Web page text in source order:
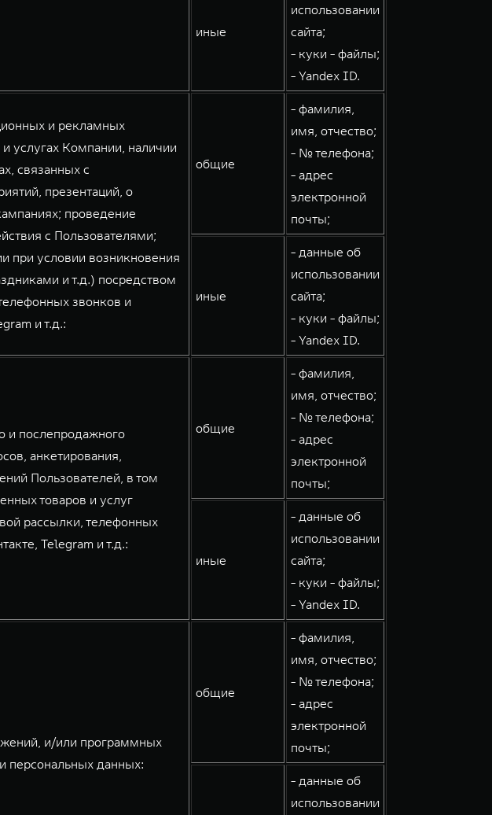
иные
использовании
сайта;
- куки - файлы;
- Yandex ID.
и рекламных
услугах Компании, наличии
связанных с
презентаций, о
проведение
с Пользователями;
при условии возникновения
и т.д.) посредством
звонков и
и т.д.:
общие
- фамилия,
имя, отчество;
- № телефона;
- адрес
электронной
почты;
иные
- данные об
использовании
сайта;
- куки - файлы;
- Yandex ID.
и послепродажного
анкетирования,
Пользователей, в том
товаров и услуг
рассылки, телефонных
Telegram и т.д.:
общие
- фамилия,
имя, отчество;
- № телефона;
- адрес
электронной
почты;
иные
- данные об
использовании
сайта;
- куки - файлы;
- Yandex ID.
и/или программных
персональных данных:
общие
- фамилия,
имя, отчество;
- № телефона;
- адрес
электронной
почты;
- данные об
использовании